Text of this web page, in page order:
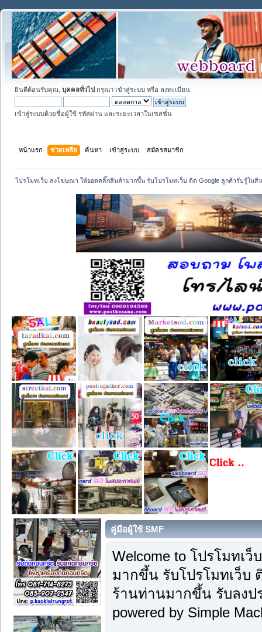
ยินดีต้อนรับคุณ, บุคคลทั่วไป กรุณา เข้าสู่ระบบ หรือ ลงทะเบียน
เข้าสู่ระบบด้วยชื่อผู้ใช้ รหัสผ่าน และระยะเวลาในเซสชั่น
หน้าแรก ช่วยเหลือ ค้นหา เข้าสู่ระบบ สมัครสมาชิก
โปรโมทเว็บ ลงโฆษณา ให้ยอดคลิ๊กสินค้ามากขึ้น รับโปรโมทเว็บ ติด Google ลูกค้ารับรู้ใน
คู่มือผู้ใช้ SMF
Welcome to โปรโมทเ
มากขึ้น รับโปรโมทเว็บ
ร้านท่านมากขึ้น รับลง
powered by Simple